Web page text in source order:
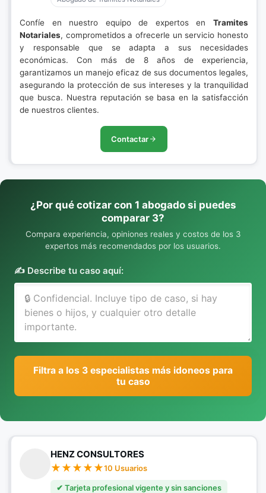
Confíe en nuestro equipo de expertos en Tramites
Notariales, comprometidos a ofrecerle un servicio honesto
y responsable que se adapta a sus necesidades
económicas. Con más de 8 años de experiencia,
garantizamos un manejo eficaz de sus documentos legales,
asegurando la protección de sus intereses y la tranquilidad
que busca. Nuestra reputación se basa en la satisfacción
de nuestros clientes.
Contactar
¿Por qué cotizar con 1 abogado si puedes
comparar 3?
Compara experiencia, opiniones reales y costos de los 3
expertos más recomendados por los usuarios.
✍️ Describe tu caso aquí:
Filtra a los 3 especialistas más idoneos para
tu caso
HENZ CONSULTORES
10 Usuarios
✔ Tarjeta profesional vigente y sin sanciones